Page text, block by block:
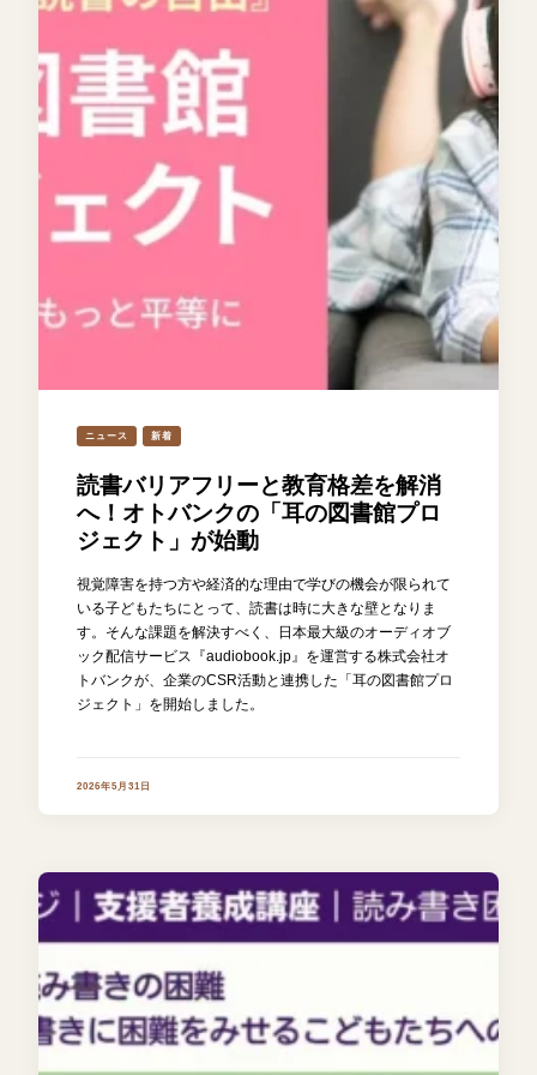
ニュース 新着
読書バリアフリーと教育格差を解消
へ！オトバンクの「耳の図書館プロ
ジェクト」が始動
視覚障害を持つ方や経済的な理由で学びの機会が限られて
いる子どもたちにとって、読書は時に大きな壁となりま
す。そんな課題を解決すべく、日本最大級のオーディオブ
ック配信サービス『audiobook.jp』を運営する株式会社オ
トバンクが、企業のCSR活動と連携した「耳の図書館プロ
ジェクト」を開始しました。
2026年5月31日